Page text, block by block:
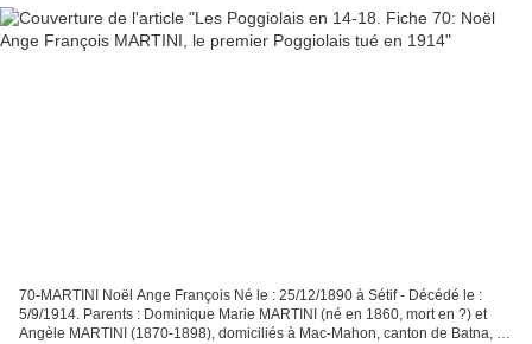
70-MARTINI Noël Ange François Né le : 25/12/1890 à Sétif - Décédé le :
5/9/1914. Parents : Dominique Marie MARTINI (né en 1860, mort en ?) et
Angèle MARTINI (1870-1898), domiciliés à Mac-Mahon, canton de Batna, en